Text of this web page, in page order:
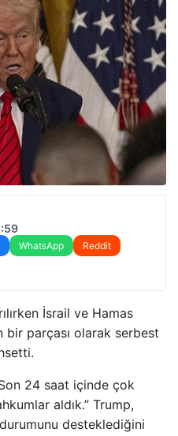
WhatsApp
Reddit
İsrail ve Hamas
bir parçası olarak serbest
24 saat içinde çok
aldık.” Trump,
desteklediğini